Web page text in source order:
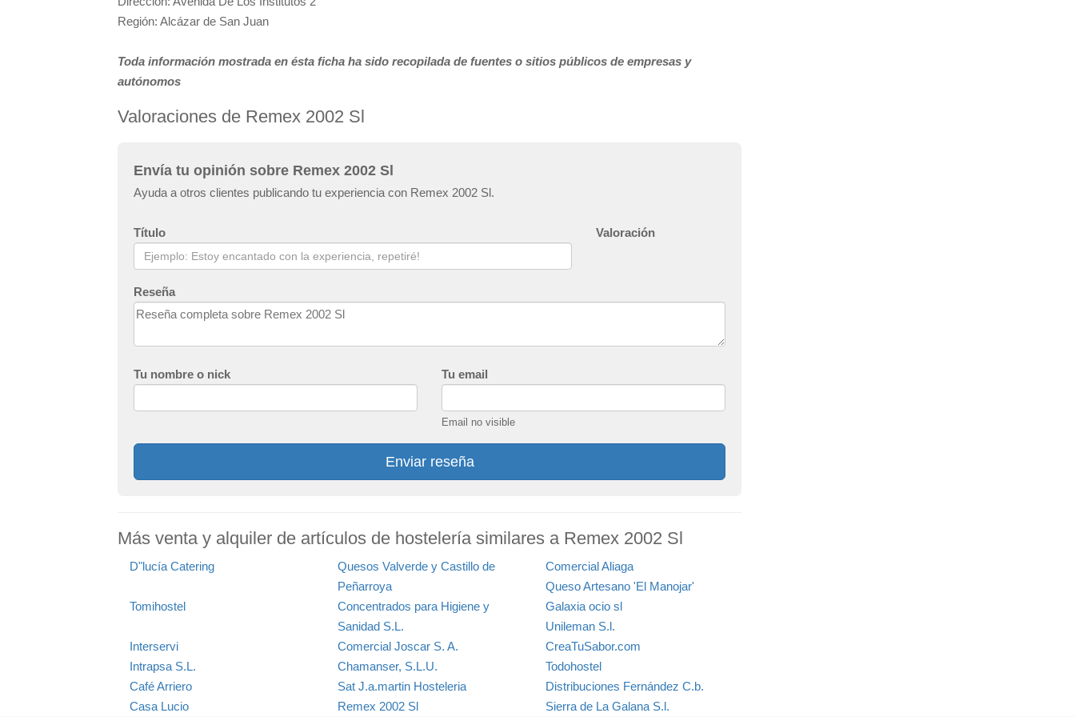
Región: Alcázar de San Juan
Toda información mostrada en ésta ficha ha sido recopilada de fuentes o sitios públicos de empresas y
autónomos
Valoraciones de Remex 2002 Sl
Envía tu opinión sobre Remex 2002 Sl
Ayuda a otros clientes publicando tu experiencia con Remex 2002 Sl.
Título Valoración
Reseña
Tu nombre o nick Tu email
Email no visible
Enviar reseña
Más venta y alquiler de artículos de hostelería similares a Remex 2002 Sl
D"lucía Catering
Quesos Valverde y Castillo de
Peñarroya
Comercial Aliaga
Queso Artesano 'El Manojar'
Tomihostel
Concentrados para Higiene y
Sanidad S.L.
Galaxia ocio sl
Unileman S.l.
Interservi
Comercial Joscar S. A.
CreaTuSabor.com
Intrapsa S.L.
Chamanser, S.L.U.
Todohostel
Café Arriero
Sat J.a.martin Hosteleria
Distribuciones Fernández C.b.
Casa Lucio
Remex 2002 Sl Sierra de La Galana S.l.